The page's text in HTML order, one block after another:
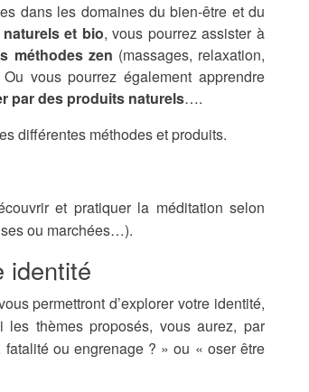
dans les domaines du bien-être et du
et bio, vous pourrez assister à
méthodes zen (massages, relaxation,
vous pourrez également apprendre
par des produits naturels….
différentes méthodes et produits.
et pratiquer la méditation selon
ou marchées…).
identité
permettront d’explorer votre identité,
thèmes proposés, vous aurez, par
ou engrenage ? » ou « oser être